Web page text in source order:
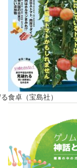
食卓（宝島社）